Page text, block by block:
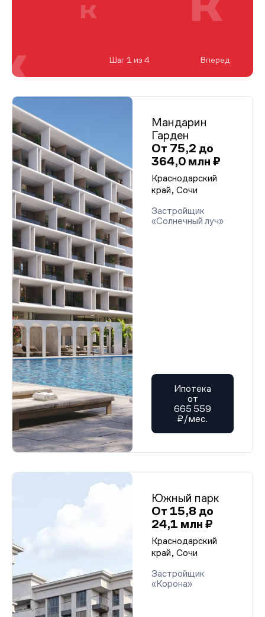
Мандарин
Гарден
От 75,2 до
364,0 млн ₽
Краснодарский
край, Сочи
Застройщик
«Солнечный луч»
Ипотека
от
665 559
₽/мес.
Южный парк
От 15,8 до
24,1 млн ₽
Краснодарский
край, Сочи
Застройщик
«Корона»
Шаг 1 из 4 Вперед